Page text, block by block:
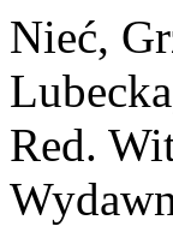
Nieć,
Red.